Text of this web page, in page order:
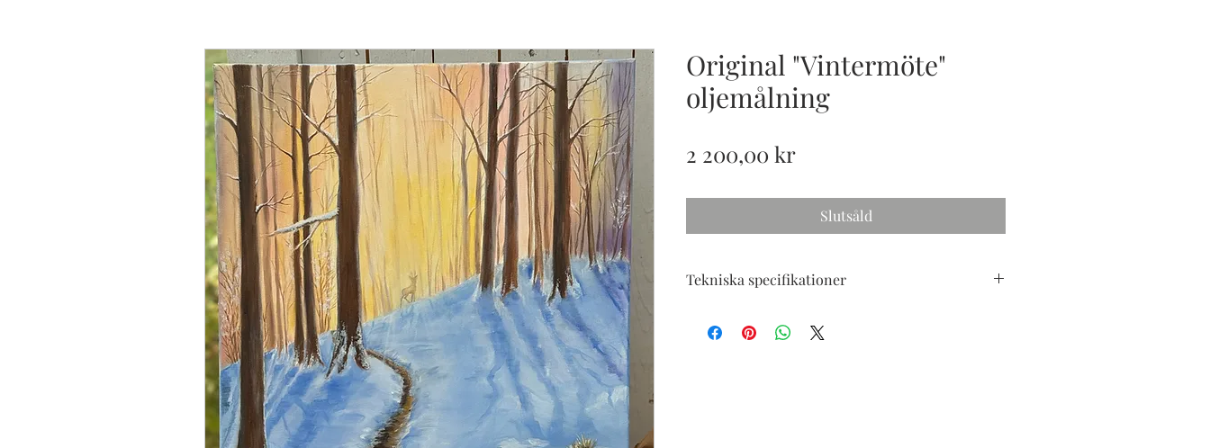
Original "Vintermöte"
oljemålning
2 200,00 krPris
Slutsåld
Tekniska specifikationer
med blank fernissa som skydd mot uvljus och damm